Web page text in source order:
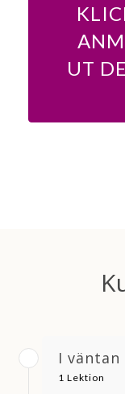
UT
I
1 Lektion